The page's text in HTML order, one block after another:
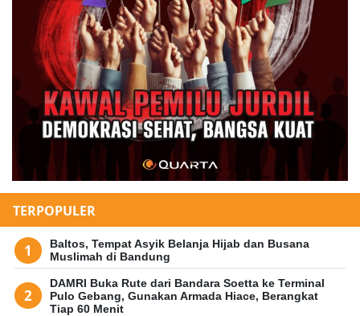
TERPOPULER
Baltos, Tempat Asyik Belanja Hijab dan Busana
Muslimah di Bandung
DAMRI Buka Rute dari Bandara Soetta ke Terminal
Pulo Gebang, Gunakan Armada Hiace, Berangkat
Tiap 60 Menit